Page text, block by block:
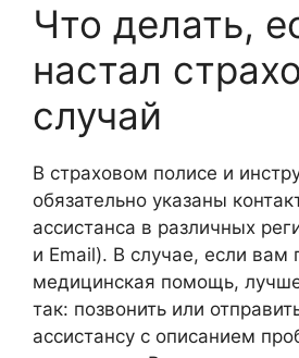
Что делать,
настал
случай
В страховом полисе и
обязательно указаны
ассистанса в различных
и Email). В случае, если вам
медицинская помощь,
так: позвонить или
ассистансу с описанием